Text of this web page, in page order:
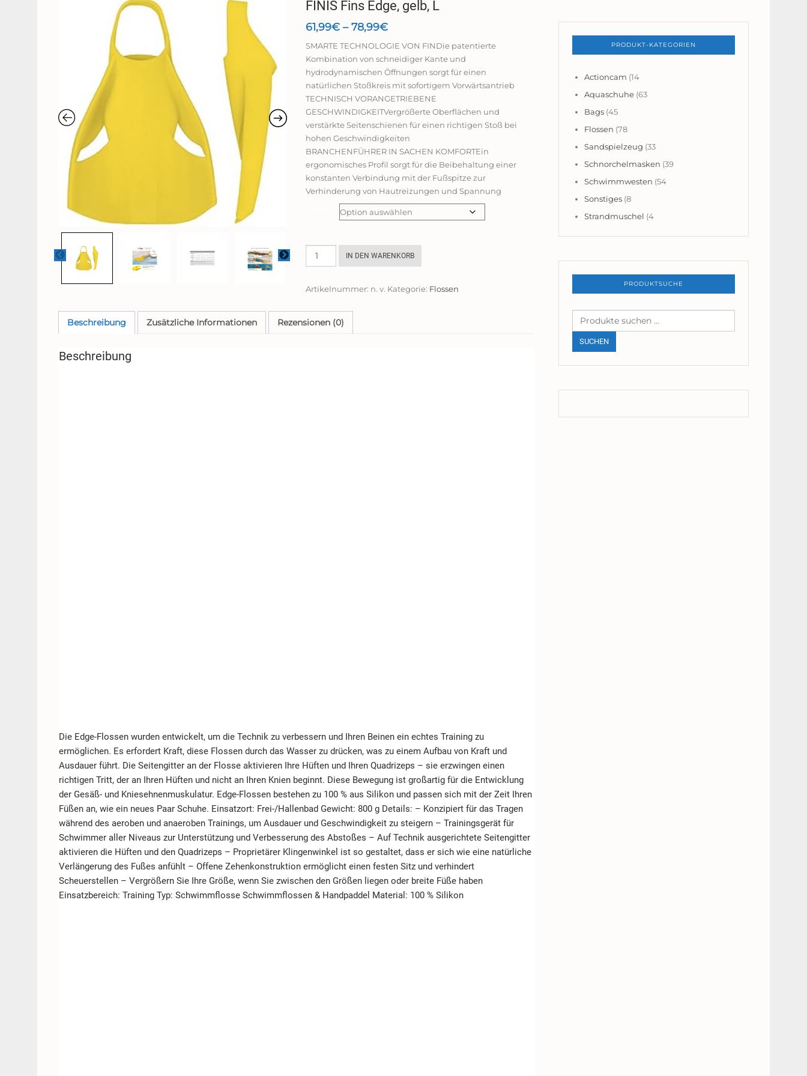
FINIS Fins Edge, gelb, L
61,99€ –78,99€Preisspanne:
bis
78,99€
SMARTE TECHNOLOGIE VON FINDie patentierte
Kombination von schneidiger Kante und
hydrodynamischen Öffnungen sorgt für einen
natürlichen Stoßkreis mit sofortigem Vorwärtsantrieb
TECHNISCH VORANGETRIEBENE
GESCHWINDIGKEITVergrößerte Oberflächen und
verstärkte Seitenschienen für einen richtigen Stoß bei
hohen Geschwindigkeiten
BRANCHENFÜHRER IN SACHEN KOMFORTEin
ergonomisches Profil sorgt für die Beibehaltung einer
konstanten Verbindung mit der Fußspitze zur
Verhinderung von Hautreizungen und Spannung
FINIS
Fins
gelb,
Menge
IN DEN WARENKORB
Artikelnummer: n. v. Kategorie: Flossen
Beschreibung Zusätzliche Informationen Rezensionen (0)
Beschreibung
Die Edge-Flossen wurden entwickelt, um die Technik zu verbessern und Ihren Beinen ein echtes Training zu
ermöglichen. Es erfordert Kraft, diese Flossen durch das Wasser zu drücken, was zu einem Aufbau von Kraft und
Ausdauer führt. Die Seitengitter an der Flosse aktivieren Ihre Hüften und Ihren Quadrizeps – sie erzwingen einen
richtigen Tritt, der an Ihren Hüften und nicht an Ihren Knien beginnt. Diese Bewegung ist großartig für die Entwicklung
der Gesäß- und Kniesehnenmuskulatur. Edge-Flossen bestehen zu 100 % aus Silikon und passen sich mit der Zeit Ihren
Füßen an, wie ein neues Paar Schuhe. Einsatzort: Frei-/Hallenbad Gewicht: 800 g Details: – Konzipiert für das Tragen
während des aeroben und anaeroben Trainings, um Ausdauer und Geschwindigkeit zu steigern – Trainingsgerät für
Schwimmer aller Niveaus zur Unterstützung und Verbesserung des Abstoßes – Auf Technik ausgerichtete Seitengitter
aktivieren die Hüften und den Quadrizeps – Proprietärer Klingenwinkel ist so gestaltet, dass er sich wie eine natürliche
Verlängerung des Fußes anfühlt – Offene Zehenkonstruktion ermöglicht einen festen Sitz und verhindert
Scheuerstellen – Vergrößern Sie Ihre Größe, wenn Sie zwischen den Größen liegen oder breite Füße haben
Einsatzbereich: Training Typ: Schwimmflosse Schwimmflossen & Handpaddel Material: 100 % Silikon
PRODUKT-KATEGORIEN
Actioncam (14
Aquaschuhe (63
Bags (45
Flossen (78
Sandspielzeug (33
Schnorchelmasken (39
Schwimmwesten (54
Sonstiges (8
Strandmuschel (4
PRODUKTSUCHE
Suchen
nach:
SUCHEN